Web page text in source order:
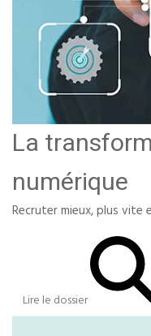
La
numérique
Recruter mieux, plus vite
Lire le dossier